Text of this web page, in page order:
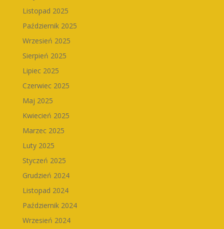
Listopad 2025
Październik 2025
Wrzesień 2025
Sierpień 2025
Lipiec 2025
Czerwiec 2025
Maj 2025
Kwiecień 2025
Marzec 2025
Luty 2025
Styczeń 2025
Grudzień 2024
Listopad 2024
Październik 2024
Wrzesień 2024